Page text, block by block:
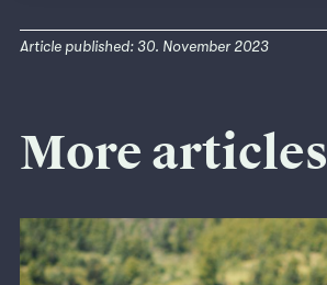
Article published: 30. November 2023
More articles